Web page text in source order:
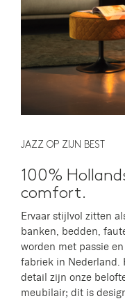
JAZZ OP ZIJN BEST
100%
comfort.
Ervaar stijlvol zitten
banken, bedden,
worden met passie
fabriek in Nederland.
detail zijn onze
meubilair; dit is